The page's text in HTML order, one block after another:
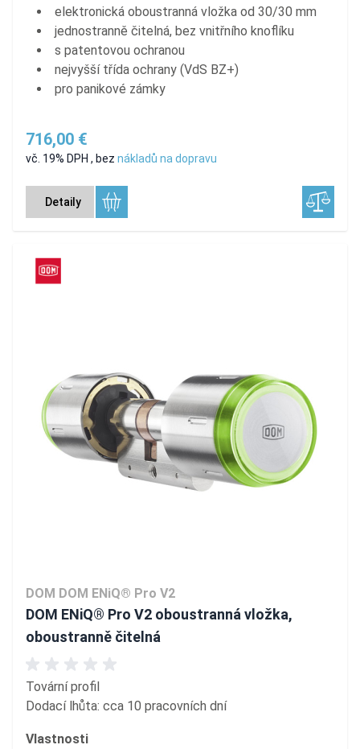
elektronická oboustranná vložka od 30/30 mm
jednostranně čitelná, bez vnitřního knoflíku
s patentovou ochranou
nejvyšší třída ochrany (VdS BZ+)
pro panikové zámky
716,00 €
vč. 19% DPH , bez nákladů na dopravu
Detaily
DOM DOM ENiQ® Pro V2
DOM ENiQ® Pro V2 oboustranná vložka,
oboustranně čitelná
Tovární profil
Dodací lhůta: cca 10 pracovních dní
Vlastnosti